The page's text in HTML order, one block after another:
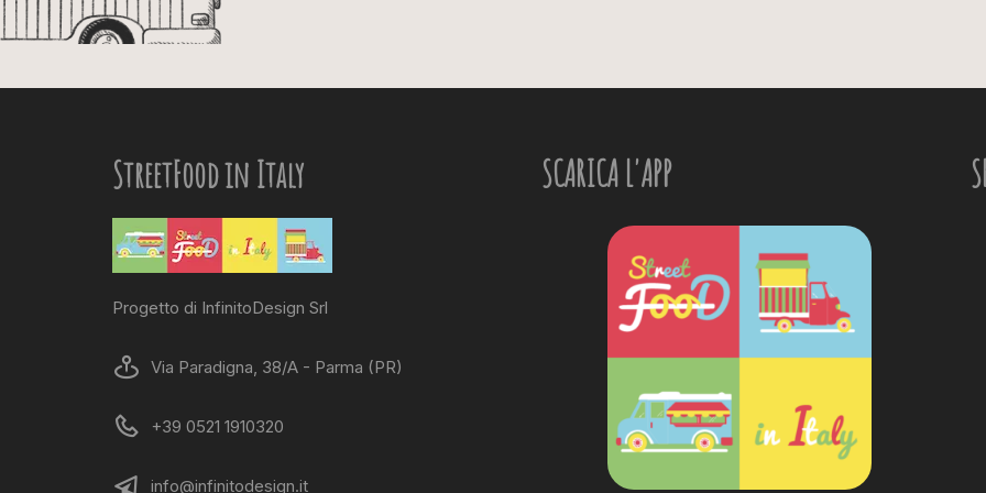
StreetFood in Italy
Progetto di InfinitoDesign Srl
Via Paradigna, 38/A - Parma (PR)
+39 0521 1910320
info@infinitodesign.it
SCARICA L'APP